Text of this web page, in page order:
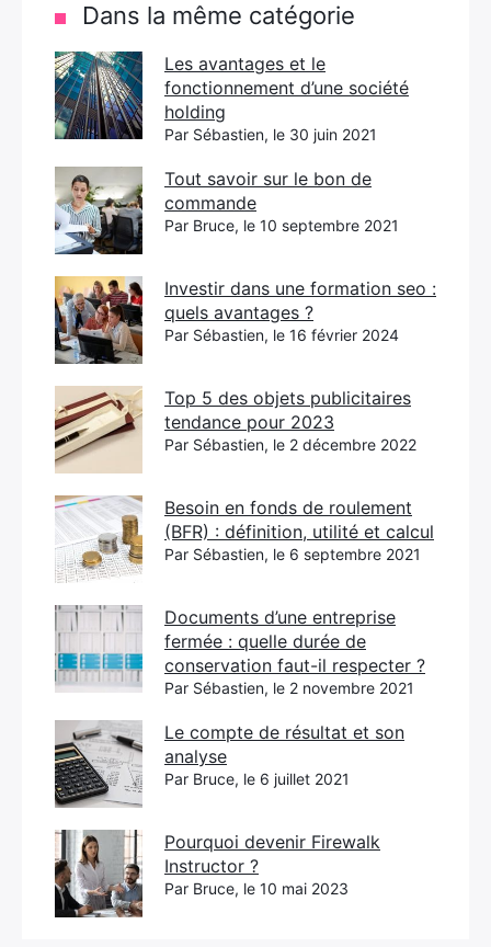
Dans la même catégorie
Les avantages et le
fonctionnement d’une société
holding
Par Sébastien, le 30 juin 2021
Tout savoir sur le bon de
commande
Par Bruce, le 10 septembre 2021
Investir dans une formation seo :
quels avantages ?
Par Sébastien, le 16 février 2024
Top 5 des objets publicitaires
tendance pour 2023
Par Sébastien, le 2 décembre 2022
Besoin en fonds de roulement
(BFR) : définition, utilité et calcul
Par Sébastien, le 6 septembre 2021
Documents d’une entreprise
fermée : quelle durée de
conservation faut-il respecter ?
Par Sébastien, le 2 novembre 2021
Le compte de résultat et son
analyse
Par Bruce, le 6 juillet 2021
Pourquoi devenir Firewalk
Instructor ?
Par Bruce, le 10 mai 2023